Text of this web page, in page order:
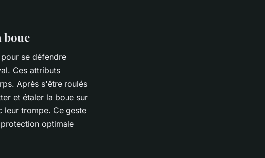
boue
se défendre
Ces attributs
Après s'être roulés
et étaler la boue sur
leur trompe. Ce geste
optimale